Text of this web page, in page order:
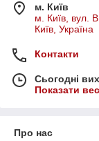
м. Київ
м. Київ, вул.
Київ, Україна
Контакти
Сьогодні
Показати
Про нас